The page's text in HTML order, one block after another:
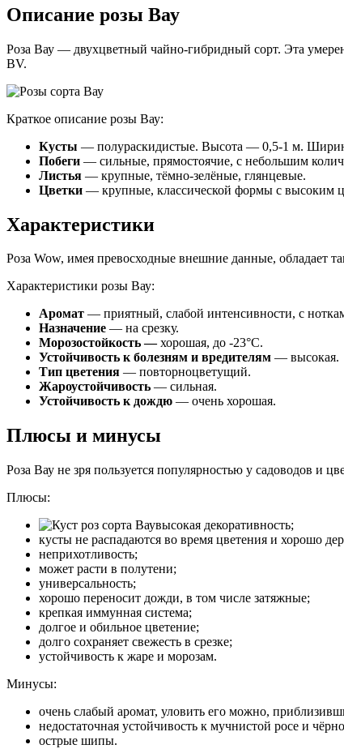
Описание розы Вау
Роза Вау — двухцветный чайно-гибридный сорт. Эта
BV.
Краткое описание розы Вау:
Кусты — полураскидистые. Высота — 0,5-1 м.
Побеги — сильные, прямостоячие, с небольшим
Листья — крупные, тёмно-зелёные, глянцевые.
Цветки — крупные, классической формы с высоким
Характеристики
Роза Wow, имея превосходные внешние данные, обладает
Характеристики розы Вау:
Аромат — приятный, слабой интенсивности, с
Назначение — на срезку.
Морозостойкость —хорошая, до -23°С.
Устойчивость к болезням и вредителям — высокая.
Тип цветения — повторноцветущий.
Жароустойчивость — сильная.
Устойчивость к дождю — очень хорошая.
Плюсы и минусы
Роза Вау не зря пользуется популярностью у садоводов и
Плюсы:
высокая декоративность;
кусты не распадаются во время цветения и хорошо
неприхотливость;
может расти в полутени;
универсальность;
хорошо переносит дожди, в том числе затяжные;
крепкая иммунная система;
долгое и обильное цветение;
долго сохраняет свежесть в срезке;
устойчивость к жаре и морозам.
Минусы:
очень слабый аромат, уловить его можно,
недостаточная устойчивость к мучнистой росе и
острые шипы.